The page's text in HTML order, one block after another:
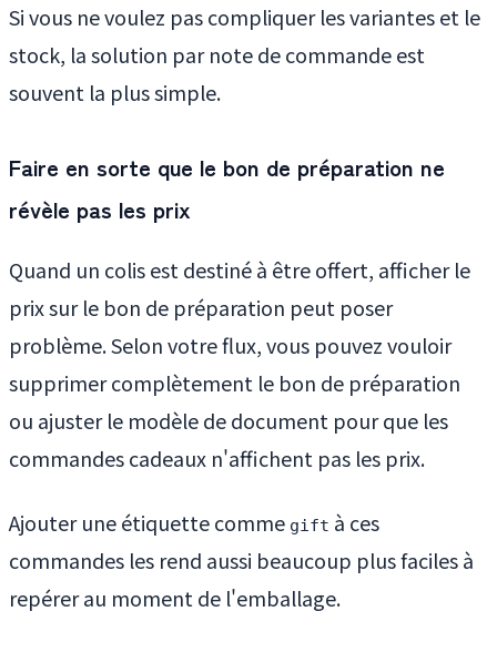
Si vous ne voulez pas compliquer les variantes et le
stock, la solution par note de commande est
souvent la plus simple.
Faire en sorte que le bon de préparation ne
révèle pas les prix
Quand un colis est destiné à être offert, afficher le
prix sur le bon de préparation peut poser
problème. Selon votre flux, vous pouvez vouloir
supprimer complètement le bon de préparation
ou ajuster le modèle de document pour que les
commandes cadeaux n'affichent pas les prix.
Ajouter une étiquette comme gift à ces
commandes les rend aussi beaucoup plus faciles à
repérer au moment de l'emballage.